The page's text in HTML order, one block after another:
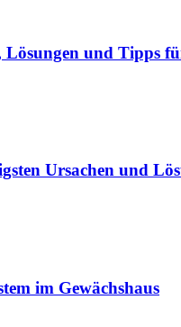
Lösungen und Tipps
Ursachen und
im Gewächshaus